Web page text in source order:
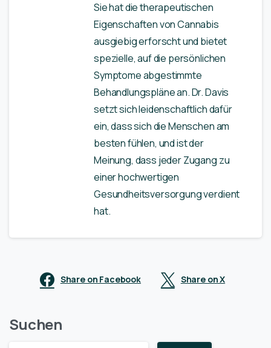
Sie hat die therapeutischen
Eigenschaften von Cannabis
ausgiebig erforscht und bietet
spezielle, auf die persönlichen
Symptome abgestimmte
Behandlungspläne an. Dr. Davis
setzt sich leidenschaftlich dafür
ein, dass sich die Menschen am
besten fühlen, und ist der
Meinung, dass jeder Zugang zu
einer hochwertigen
Gesundheitsversorgung verdient
hat.
Share on Facebook Share on X
Suchen